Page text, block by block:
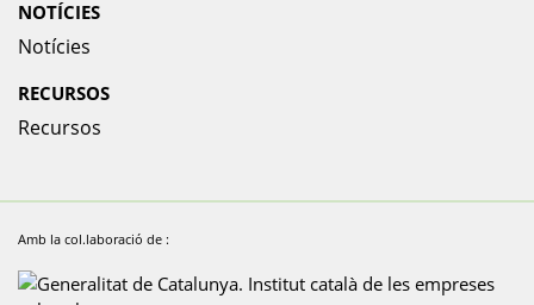
NOTÍCIES
Notícies
RECURSOS
Recursos
Amb la col.laboració de :